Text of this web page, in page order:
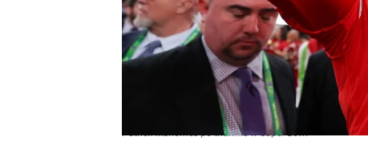
Patrick Mahomes po triumfie w Super Bowl